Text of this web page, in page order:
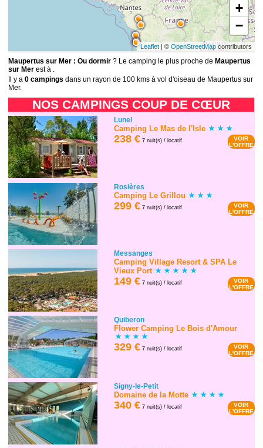
+
−
Leaflet| © OpenStreetMapcontributors
Maupertus sur Mer : Ou dormir ? Le camping le plus proche de Maupertus
sur Mer est à .
Il y a0 campings dans un rayon de 100 kms à vol d'oiseau de Maupertus sur
Mer.
NOS CAMPINGS COUP DE CŒUR
Lunel
Camping Le Mas de l'Isle
238 € 7 nuit(s) / locatif
VOIR
L'OFFRE
Rosières
Camping Le Grillou
299 € 7 nuit(s) / locatif
VOIR
L'OFFRE
Messanges
Camping Village Resort & SPA Le
Vieux Port
149 € 7 nuit(s) / locatif
VOIR
L'OFFRE
Quiberon
Flower Camping Le Bois d'Amour
329 € 7 nuit(s) / locatif
VOIR
L'OFFRE
Signy-le-Petit
Domaine de la Motte
340 € 7 nuit(s) / locatif
VOIR
L'OFFRE